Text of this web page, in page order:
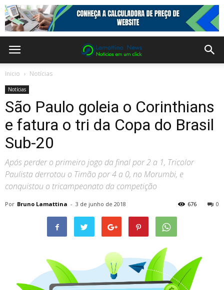
Inicio Notícias
Notícias
São Paulo goleia o Corinthians
e fatura o tri da Copa do Brasil
Sub-20
Após perder o primeiro jogo da final por 2 a 1, Tricolor
Paulista derrotou o Timão por 4 a 0, no Morumbi, e
conquistou o tricampeonato da competição
Por Bruno Lamattina - 3 de junho de 2018 0
676